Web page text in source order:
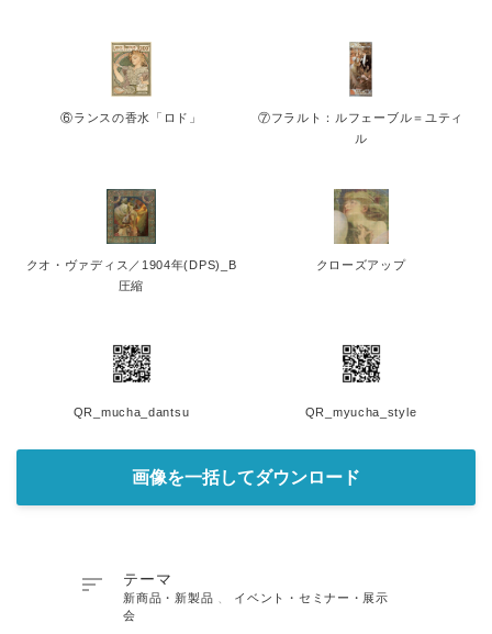
⑥ランスの香水「ロド」
⑦フラルト：ルフェーブル＝ユティ
ル
クオ・ヴァディス／1904年(DPS)_B
圧縮
クローズアップ
QR_mucha_dantsu QR_myucha_style
画像を一括してダウンロード
 テーマ
新商品・新製品
イベント・セミナー・展示
会